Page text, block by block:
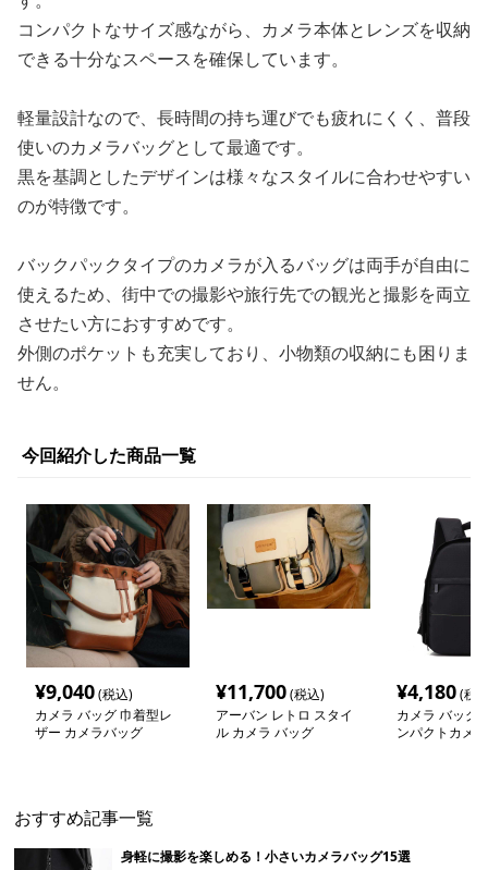
コンパクトなサイズ感ながら、カメラ本体とレンズを収納
できる十分なスペースを確保しています。
軽量設計なので、長時間の持ち運びでも疲れにくく、普段
使いのカメラバッグとして最適です。
黒を基調としたデザインは様々なスタイルに合わせやすい
のが特徴です。
バックパックタイプのカメラが入るバッグは両手が自由に
使えるため、街中での撮影や旅行先での観光と撮影を両立
させたい方におすすめです。
外側のポケットも充実しており、小物類の収納にも困りま
せん。
今回紹介した商品一覧
¥9,040(税込)
カメラ バッグ 巾着型レ
ザー カメラバッグ
¥11,700(税込)
アーバン レトロ スタイ
ル カメラ バッグ
¥4,180(税
カメラ バッグ
ンパクトカメ
おすすめ記事一覧
身軽に撮影を楽しめる！小さいカメラバッグ15選